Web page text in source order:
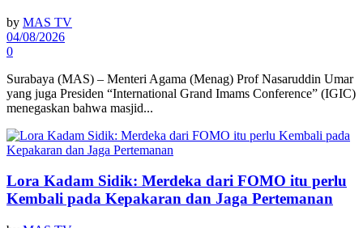
by MAS TV
04/08/2026
0
Surabaya (MAS) – Menteri Agama (Menag) Prof Nasaruddin Umar
yang juga Presiden “International Grand Imams Conference” (IGIC)
menegaskan bahwa masjid...
Lora Kadam Sidik: Merdeka dari FOMO itu perlu
Kembali pada Kepakaran dan Jaga Pertemanan